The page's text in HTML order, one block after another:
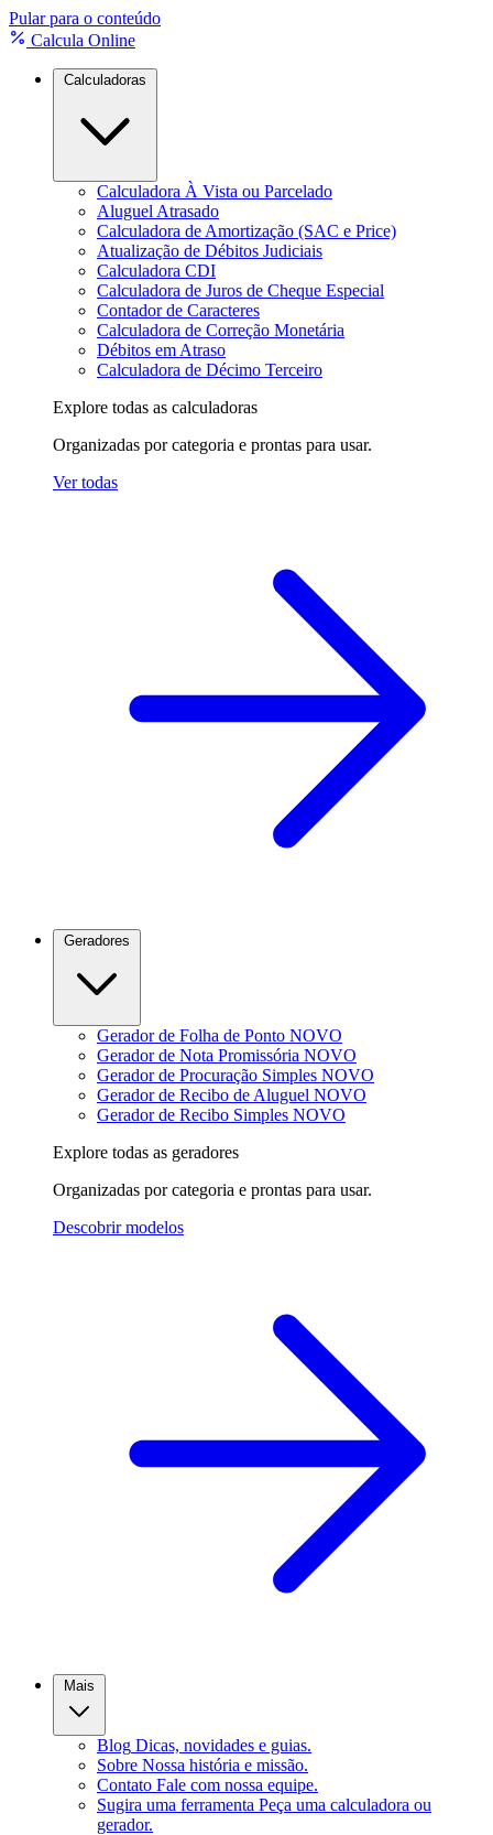
Pular para o conteúdo
Calcula Online
Calculadora À Vista ou Parcelado
Aluguel Atrasado
Calculadora de Amortização (SAC e Price)
Atualização de Débitos Judiciais
Calculadora CDI
Calculadora de Juros de Cheque Especial
Contador de Caracteres
Calculadora de Correção Monetária
Débitos em Atraso
Calculadora de Décimo Terceiro
Explore todas as calculadoras
Organizadas por categoria e prontas para usar.
Ver todas
Gerador de Folha de Ponto NOVO
Gerador de Nota Promissória NOVO
Gerador de Procuração Simples NOVO
Gerador de Recibo de Aluguel NOVO
Gerador de Recibo Simples NOVO
Explore todas as geradores
Organizadas por categoria e prontas para usar.
Descobrir modelos
Blog Dicas, novidades e guias.
Sobre Nossa história e missão.
Contato Fale com nossa equipe.
Sugira uma ferramenta Peça uma calculadora ou
gerador.